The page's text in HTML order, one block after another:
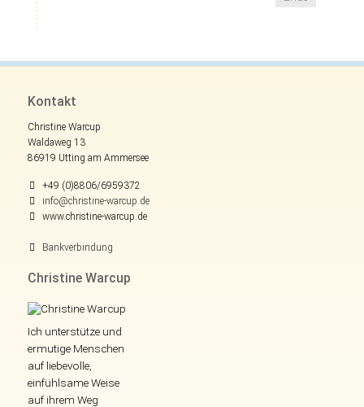
Kontakt
Christine Warcup
Waldaweg 13
86919 Utting am Ammersee
+49 (0)8806/6959372
info@christine-warcup.de
www.christine-warcup.de
Bankverbindung
Christine Warcup
Ich unterstütze und
ermutige Menschen
auf liebevolle,
einfühlsame Weise
auf ihrem Weg